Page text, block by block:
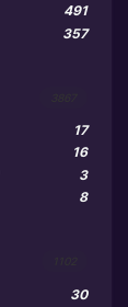
491
357
17
16
3
8
30